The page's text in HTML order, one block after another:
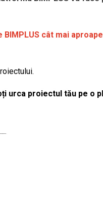
cât mai
urca proiectul tău pe o